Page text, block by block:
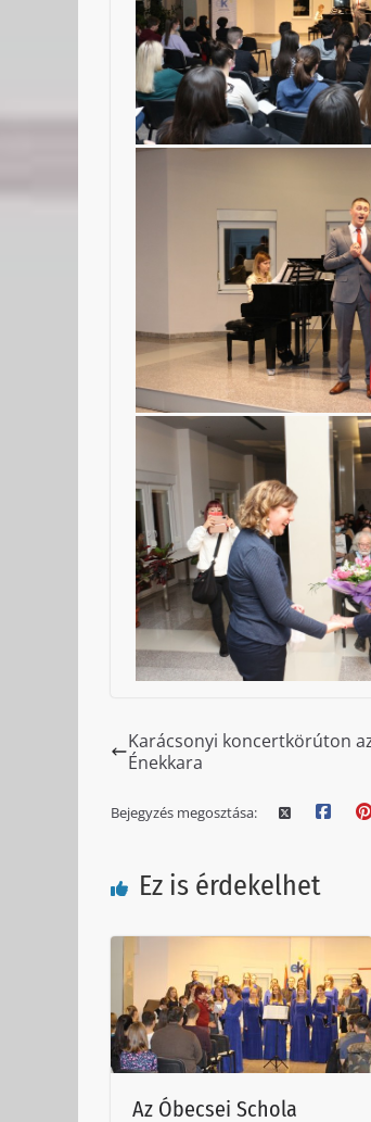
Karácsonyi koncertkörúton
Énekkara
Bejegyzés megosztása:
Ez is érdekelhet
Az Óbecsei Schola